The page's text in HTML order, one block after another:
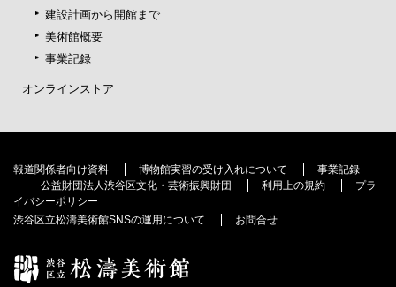
建設計画から開館まで
美術館概要
事業記録
オンラインストア
報道関係者向け資料 博物館実習の受け入れについて
事業記録
公益財団法人渋谷区文化・芸術振興財団
利用上の規約
プラ
イバシーポリシー
渋谷区立松濤美術館SNSの運用について
お問合せ